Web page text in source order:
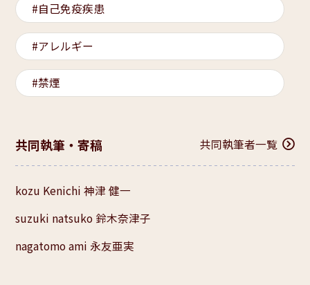
自己免疫疾患
アレルギー
禁煙
共同執筆・寄稿 共同執筆者一覧
kozu Kenichi 神津 健一
suzuki natsuko 鈴木奈津子
nagatomo ami 永友亜実